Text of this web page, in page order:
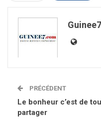
PRÉCÉDENT
Le bonheur c’est de
partager